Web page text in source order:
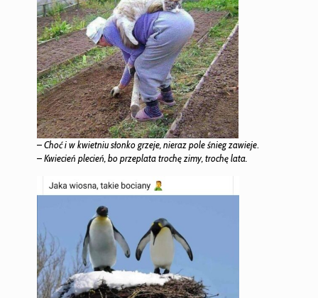
–Choć i w kwietniu słonko grzeje, nieraz pole śnieg zawieje.
–Kwiecień plecień, bo przeplata trochę zimy, trochę lata.